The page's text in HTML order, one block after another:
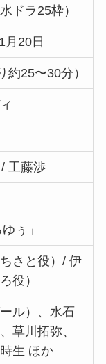
ドラ25枠）
月20日
約25〜30分）
工藤渉
ぅ」
さと役）/ 伊
役）
ル）、水石
草川拓弥、
生 ほか